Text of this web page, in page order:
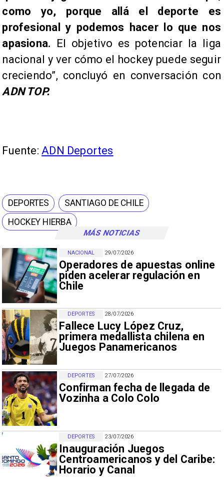
MÁS NOTICIAS
29/07/2026
Operadores de apuestas online
piden acelerar regulación en
Chile
NACIONAL
28/07/2026
Fallece Lucy López Cruz,
primera medallista chilena en
Juegos Panamericanos
DEPORTES
27/07/2026
Confirman fecha de llegada de
Vozinha a Colo Colo
DEPORTES
23/07/2026
Inauguración Juegos
Centroamericanos y del Caribe:
Horario y Canal
DEPORTES
como yo, porque allá el deporte es
profesional y podemos hacer lo que nos
apasiona. El objetivo es potenciar la liga
nacional y ver cómo el hockey puede seguir
creciendo”, concluyó en conversación con
ADN TOP.
Fuente: ADN Deportes
DEPORTES
SANTIAGO DE CHILE
HOCKEY HIERBA